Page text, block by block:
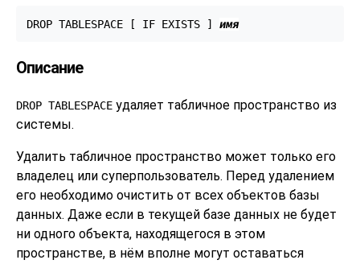
DROP TABLESPACE [ IF EXISTS ] имя
Описание
DROP TABLESPACE удаляет табличное пространство из
системы.
Удалить табличное пространство может только его
владелец или суперпользователь. Перед удалением
его необходимо очистить от всех объектов базы
данных. Даже если в текущей базе данных не будет
ни одного объекта, находящегося в этом
пространстве, в нём вполне могут оставаться